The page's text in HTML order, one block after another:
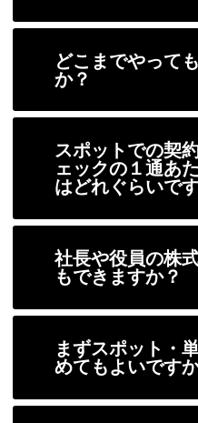
どこまでやって
か？
スポットでの契
ェックの１通あ
はどれぐらいで
社長や役員の株
もできますか？
まずスポット・
めてもよいです